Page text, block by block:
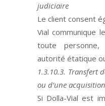
judiciaire
Le client consent
Vial communique
toute personne,
autorité étatique
1.3.10.3. Transfert
ou d’une acquisition
Si Dolla-Vial est